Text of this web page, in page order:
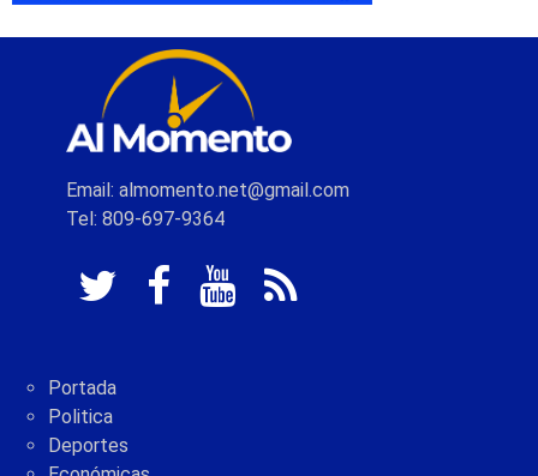
Email: almomento.net@gmail.com
Tel: 809-697-9364
Portada
Politica
Deportes